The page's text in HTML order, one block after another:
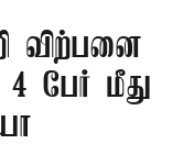
விற்பனை
4 பேர் மீது